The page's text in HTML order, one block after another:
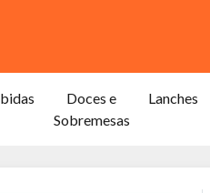
Doces e
Sobremesas
Lanches